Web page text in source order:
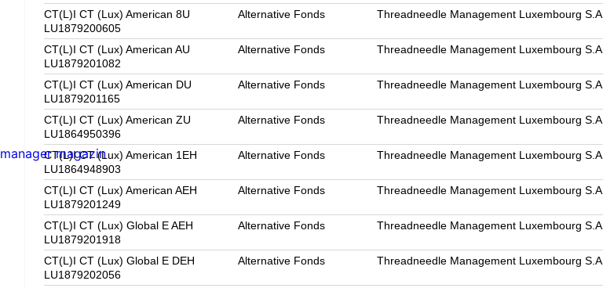
CT(L)I CT (Lux) American 8U
LU1879200605
Alternative Fonds Threadneedle Management Luxembourg S.A.
CT(L)I CT (Lux) American AU
LU1879201082
Alternative Fonds Threadneedle Management Luxembourg S.A.
CT(L)I CT (Lux) American DU
LU1879201165
Alternative Fonds Threadneedle Management Luxembourg S.A.
CT(L)I CT (Lux) American ZU
LU1864950396
Alternative Fonds Threadneedle Management Luxembourg S.A.
CT(L)I CT (Lux) American 1EH
LU1864948903
Alternative Fonds Threadneedle Management Luxembourg S.A.
CT(L)I CT (Lux) American AEH
LU1879201249
Alternative Fonds Threadneedle Management Luxembourg S.A.
CT(L)I CT (Lux) Global E AEH
LU1879201918
Alternative Fonds Threadneedle Management Luxembourg S.A.
CT(L)I CT (Lux) Global E DEH
LU1879202056
Alternative Fonds Threadneedle Management Luxembourg S.A.
manager magazin